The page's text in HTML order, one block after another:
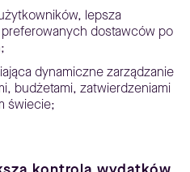
lepsza
dostawców po
dynamiczne zarządzanie
budżetami, zatwierdzeniami
świecie;